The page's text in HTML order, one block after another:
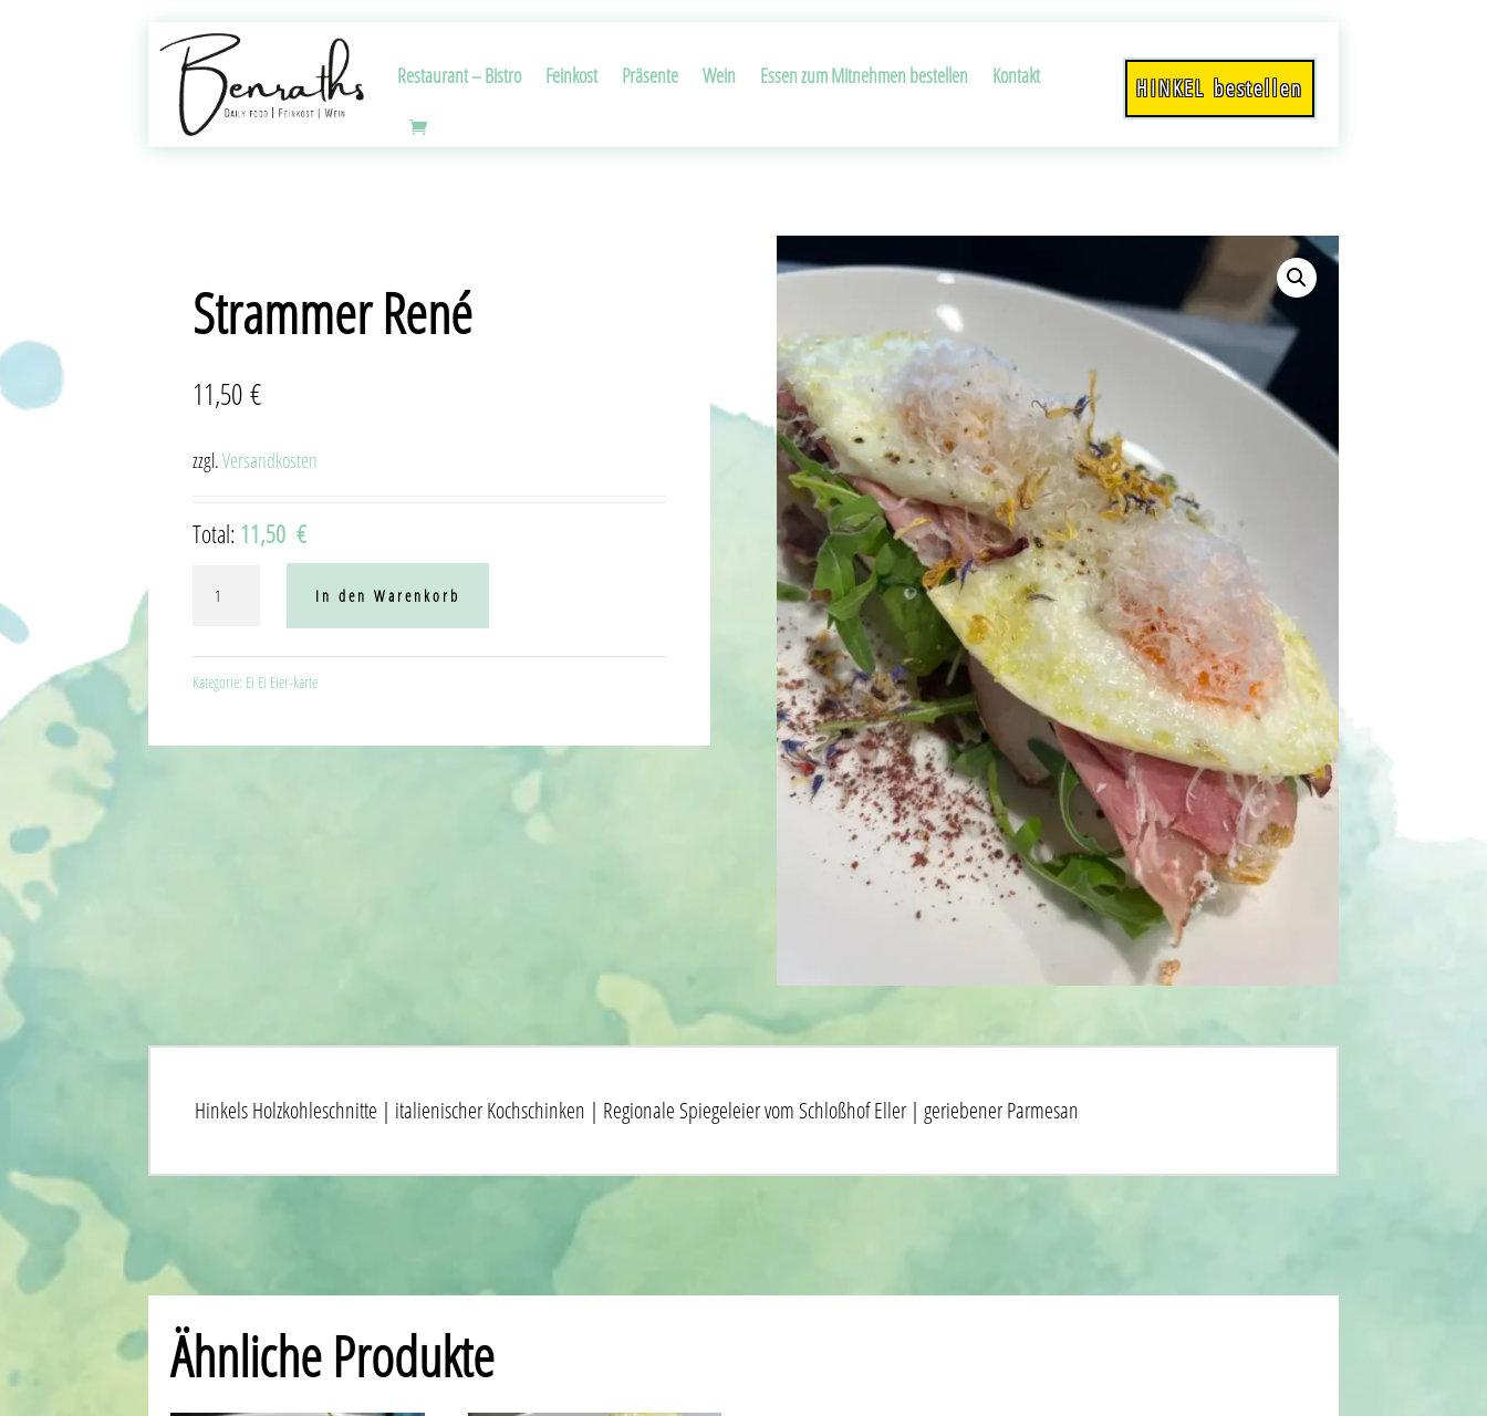
Restaurant – Bistro Feinkost Präsente Wein Essen zum Mitnehmen bestellen Kontakt HINKEL bestellen
Strammer René
11,50€
zzgl.Versandkosten
Total: 11,50 €
Menge
In den Warenkorb
Kategorie: Ei Ei Eier-karte
Hinkels Holzkohleschnitte | italienischer Kochschinken | Regionale Spiegeleier vom Schloßhof Eller | geriebener Parmesan
Ähnliche Produkte